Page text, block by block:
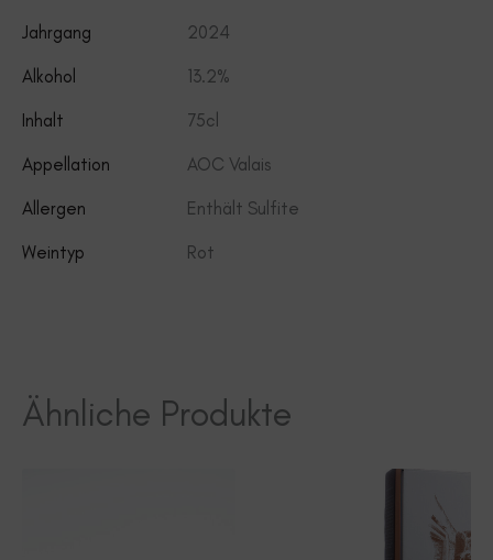
Jahrgang
2024
Alkohol
13.2%
Inhalt
75cl
Appellation
AOC Valais
Allergen
Enthält Sulfite
Weintyp
Rot
Ähnliche Produkte